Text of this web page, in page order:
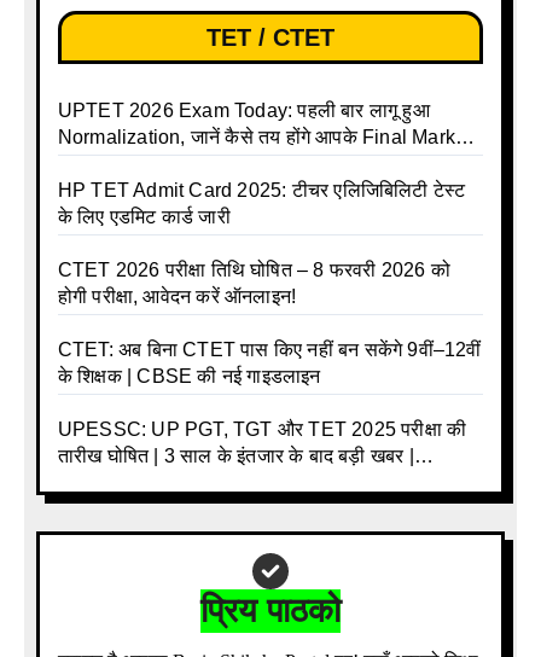
TET / CTET
UPTET 2026 Exam Today: पहली बार लागू हुआ
Normalization, जानें कैसे तय होंगे आपके Final Marks
HP TET Admit Card 2025: टीचर एलिजिबिलिटी टेस्ट
के लिए एडमिट कार्ड जारी
CTET 2026 परीक्षा तिथि घोषित – 8 फरवरी 2026 को
होगी परीक्षा, आवेदन करें ऑनलाइन!
CTET: अब बिना CTET पास किए नहीं बन सकेंगे 9वीं–12वीं
के शिक्षक | CBSE की नई गाइडलाइन
UPESSC: UP PGT, TGT और TET 2025 परीक्षा की
तारीख घोषित | 3 साल के इंतजार के बाद बड़ी खबर |
प्रिय पाठको